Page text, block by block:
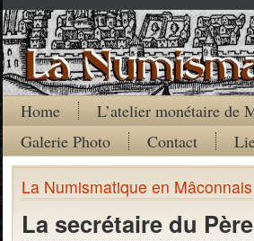
Home L’atelier monétaire de
Galerie Photo
Contact
La Numismatique en Mâconnais
La secrétaire du